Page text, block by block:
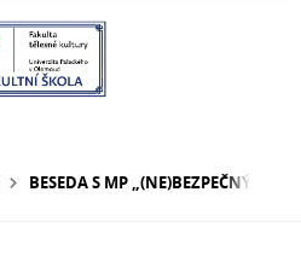
BESEDA S MP „(NE)BEZPEČNÝ